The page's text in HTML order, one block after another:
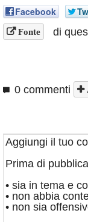
Facebook
Fonte di
0 commenti
Aggiungi il tuo
Prima di
• sia in tema e
• non abbia
• non sia